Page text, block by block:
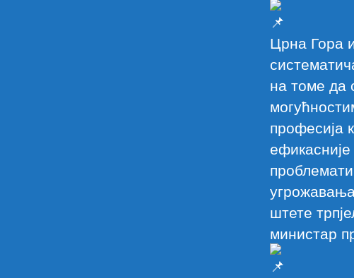
Црна Гора
на томе да
професија
штете
министар